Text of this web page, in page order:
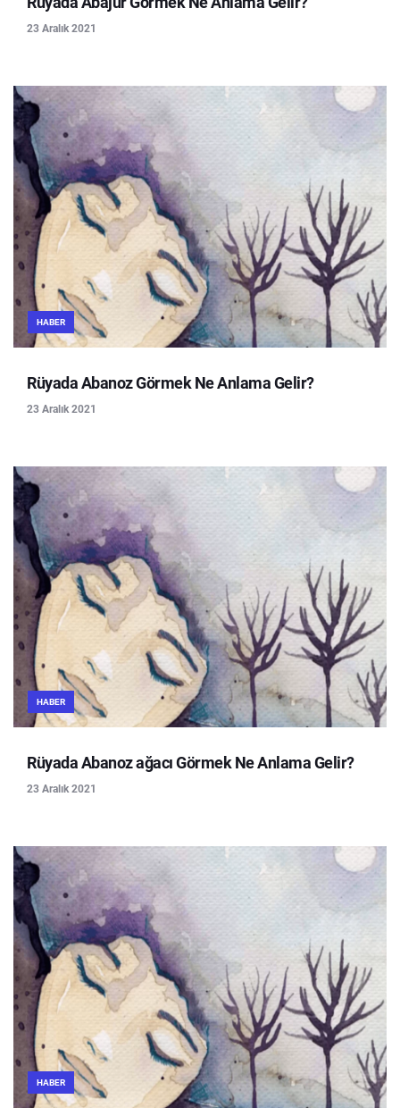
23 Aralık 2021
HABER
Rüyada Abanoz Görmek Ne Anlama Gelir?
23 Aralık 2021
HABER
Rüyada Abanoz ağacı Görmek Ne Anlama Gelir?
23 Aralık 2021
HABER